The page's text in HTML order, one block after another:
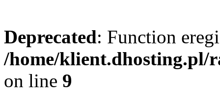
Deprecated: Function
/home/klient.dhosting.pl/
on line 9